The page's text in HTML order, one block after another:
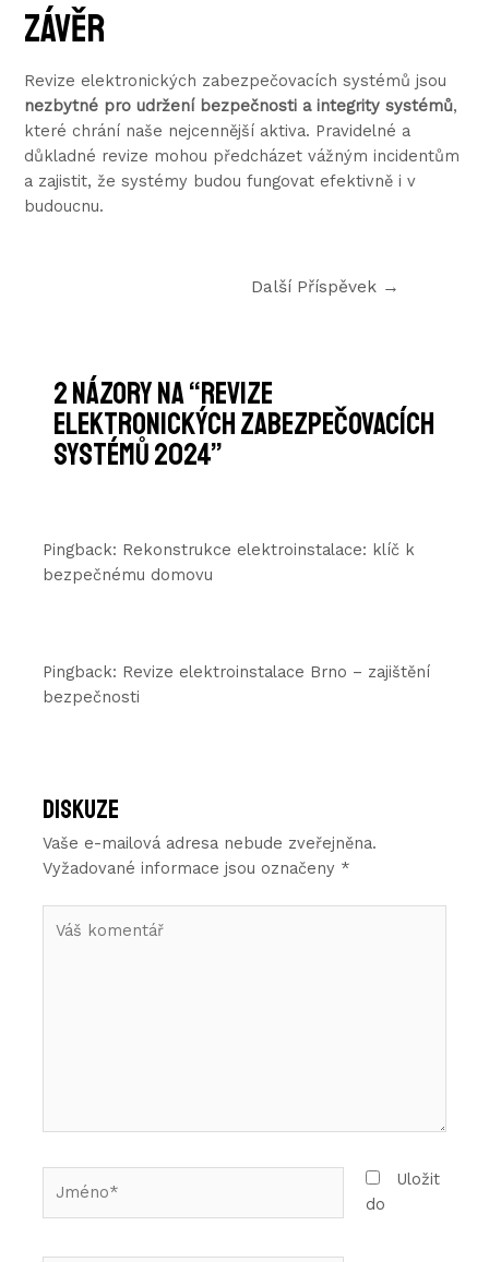
Závěr
Revize elektronických zabezpečovacích systémů jsou
nezbytné pro udržení bezpečnosti a integrity systémů,
které chrání naše nejcennější aktiva. Pravidelné a
důkladné revize mohou předcházet vážným incidentům
a zajistit, že systémy budou fungovat efektivně i v
budoucnu.
Další Příspěvek →
2 názory na “Revize
elektronických zabezpečovacích
systémů 2024”
Pingback: Rekonstrukce elektroinstalace: klíč k
bezpečnému domovu
Pingback: Revize elektroinstalace Brno – zajištění
bezpečnosti
Diskuze
Vaše e-mailová adresa nebude zveřejněna.
Vyžadované informace jsou označeny *
komentář
Uložit
do